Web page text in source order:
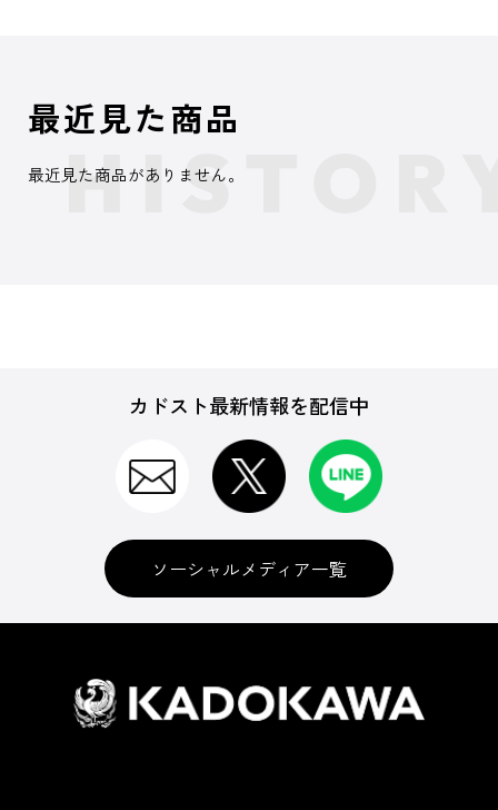
最近見た商品
最近見た商品がありません。
カドスト最新情報を配信中
ソーシャルメディア一覧